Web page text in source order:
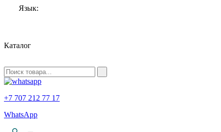
Язык:
Каталог
+7 707 212 77 17
WhatsApp